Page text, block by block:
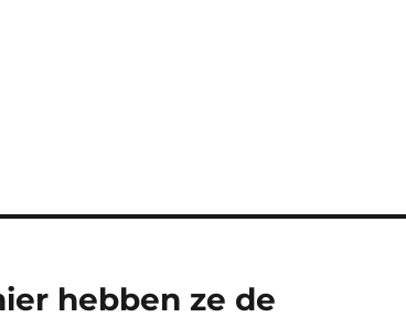
hebben ze de